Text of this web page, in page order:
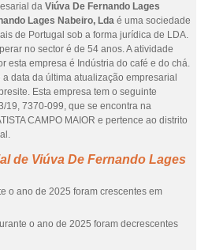
da Viúva De Fernando Lages
Lages Nabeiro, Lda é uma sociedade
de Portugal sob a forma jurídica de LDA.
no sector é de 54 anos. A atividade
esta empresa é Indústria do café e do chá.
data da última atualização empresarial
Esta empresa tem o seguinte
19, 7370-099, que se encontra na
CAMPO MAIOR e pertence ao distrito
de Viúva De Fernando Lages
o ano de 2025 foram crescentes em
o ano de 2025 foram decrescentes